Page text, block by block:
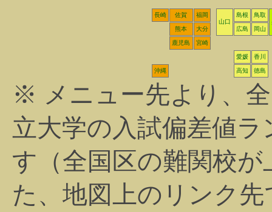
長崎 佐賀
福岡
山口
島根
鳥取
熊本
大分 広島 岡山
鹿児島 宮崎
愛媛 香川
沖縄 高知 徳島
※ メニュー先より、
立大学の入試偏差値
す（全国区の難関校
た、地図上のリンク